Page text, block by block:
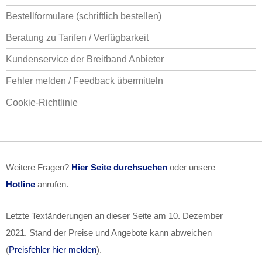
Bestellformulare (schriftlich bestellen)
Beratung zu Tarifen / Verfügbarkeit
Kundenservice der Breitband Anbieter
Fehler melden / Feedback übermitteln
Cookie-Richtlinie
Weitere Fragen? Hier Seite durchsuchen oder unsere
Hotline anrufen.
Letzte Textänderungen an dieser Seite am 10. Dezember
2021 . Stand der Preise und Angebote kann abweichen
(Preisfehler hier melden).